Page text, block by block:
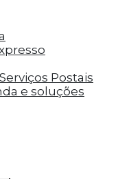
o
de social
recursos de
para
páginas que eles
da
Postais
e soluções